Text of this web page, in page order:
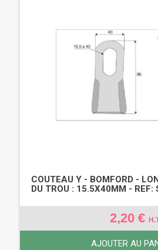
COUTEAU Y - BOMFORD -
DU TROU : 15.5X40MM - REF:
2,20 €
AJOUTER AU